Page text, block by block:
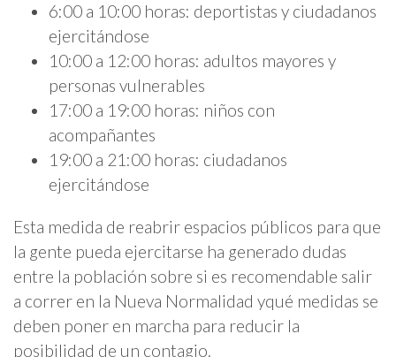
6:00 a 10:00 horas: deportistas y ciudadanos
ejercitándose
10:00 a 12:00 horas: adultos mayores y
personas vulnerables
17:00 a 19:00 horas: niños con
acompañantes
19:00 a 21:00 horas: ciudadanos
ejercitándose
Esta medida de reabrir espacios públicos para que
la gente pueda ejercitarse ha generado dudas
entre la población sobre si es recomendable salir
a correr en la Nueva Normalidad yqué medidas se
deben poner en marcha para reducir la
posibilidad de un contagio.